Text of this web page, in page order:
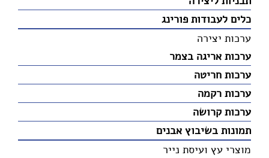
כלים לעבודות פורינג
ערכות יצירה
ערכות אריגה בצמר
ערכות חריטה
ערכות רקמה
ערכות קרושה
תמונות בשיבוץ אבנים
מוצרי עץ ועיסת נייר